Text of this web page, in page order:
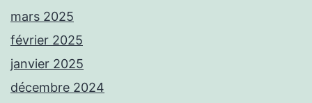
mars 2025
février 2025
janvier 2025
décembre 2024